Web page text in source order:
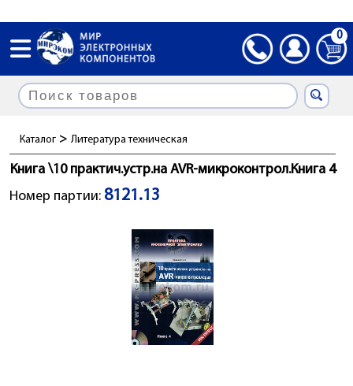
0
Каталог > Литература техническая
Книга \10 практич.устр.на AVR-микроконтрол.Книга 4
Номер партии: 8121.13